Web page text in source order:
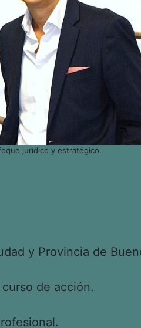
jurídico y estratégico.
y Provincia de
de acción.